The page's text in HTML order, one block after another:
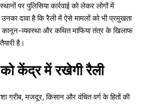
पर पुलिसिया कार्रवाई को लेकर लोगों में
दावा है कि रैली में ऐसे मामलों को भी प्रमुखता
कानून-व्यवस्था और कथित माफिया तंत्र के खिलाफ
है।
केंद्र में रखेगी रैली
गरीब, मजदूर, किसान और वंचित वर्ग के हितों की